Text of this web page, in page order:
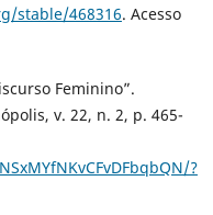
stable/468316. Acesso
Feminino”.
v. 22, n. 2, p. 465-
?